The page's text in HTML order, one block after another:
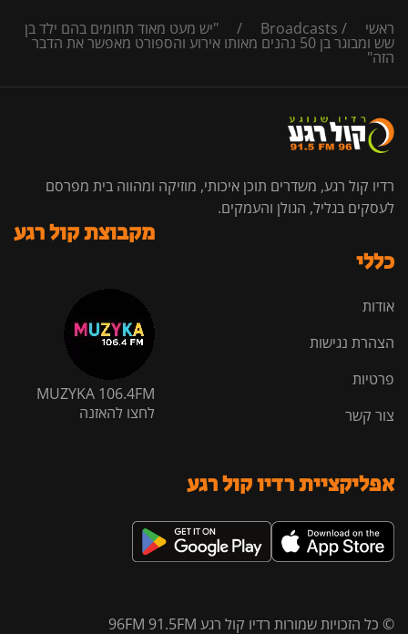
ראשי /
Broadcasts
/ "יש מעט מאוד תחומים בהם ילד בן
שש ומבוגר בן 50 נהנים מאותו אירוע והספורט מאפשר את הדבר
הזה"
רדיו קול רגע, משדרים תוכן איכותי, מוזיקה ומהווה בית מפרסם
לעסקים בגליל, הגולן והעמקים.
כללי
אודות
הצהרת נגישות
פרטיות
צור קשר
מקבוצת קול רגע
MUZYKA 106.4FM
לחצו להאזנה
אפליקציית רדיו קול רגע
© כל הזכויות שמורות רדיו קול רגע 96FM 91.5FM